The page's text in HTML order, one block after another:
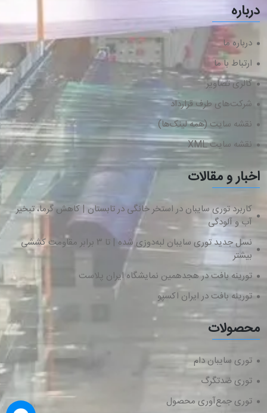
درباره
درباره ما
ارتباط با ما
گالری تصاویر
شرکت‌های طرف قرارداد
نقشه سایت (همه لینک‌ها)
نقشه سایت XML
اخبار و مقالات
کاربرد توری سایبان در استخر خانگی در تابستان | کاهش گرما، تبخیر
آب و آلودگی
نسل جدید توری سایبان لبه‌دوزی شده | تا ۳ برابر مقاومت کششی
بیشتر
تورینه بافت در هجدهمین نمایشگاه ایران پلاست
تورینه بافت در ایران اکسپو
محصولات
توری سایبان دام
توری ضدتگرگ
توری جمع‌آوری محصول